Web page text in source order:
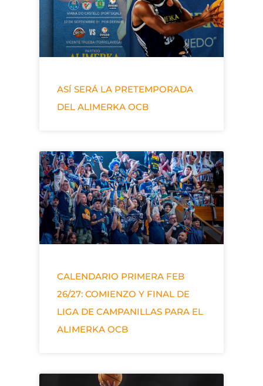
ASÍ SERÁ LA PRETEMPORADA
DEL ALIMERKA OCB
CALENDARIO PRIMERA FEB
26/27: COMIENZO Y FINAL DE
LIGA DE CAMPANILLAS PARA EL
ALIMERKA OCB